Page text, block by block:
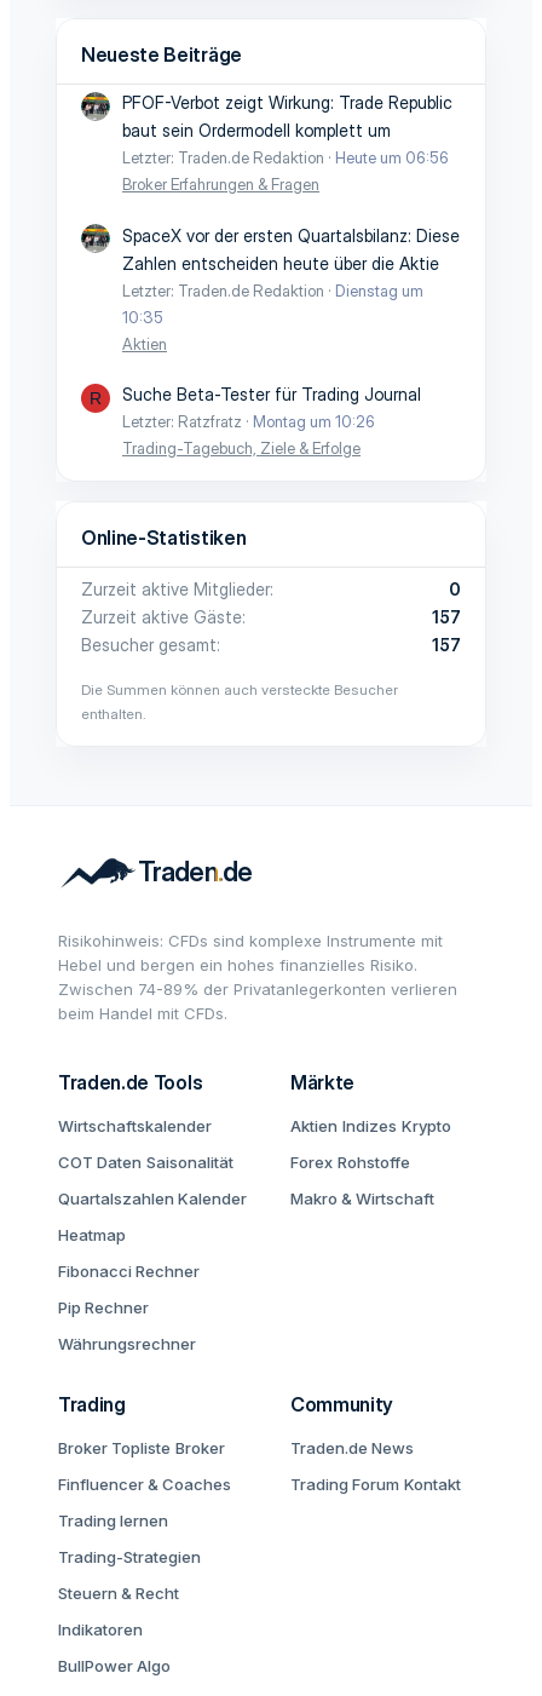
Neueste Beiträge
PFOF-Verbot zeigt Wirkung: Trade Republic
baut sein Ordermodell komplett um
Letzter: Traden.de Redaktion
Heute um 06:56
Broker Erfahrungen & Fragen
SpaceX vor der ersten Quartalsbilanz: Diese
Zahlen entscheiden heute über die Aktie
Letzter: Traden.de Redaktion
Dienstag um
10:35
Aktien
R Suche Beta-Tester für Trading Journal
Letzter: Ratzfratz
Montag um 10:26
Trading-Tagebuch, Ziele & Erfolge
Online-Statistiken
Zurzeit aktive Mitglieder
0
Zurzeit aktive Gäste
157
Besucher gesamt
157
Die Summen können auch versteckte Besucher
enthalten.
Risikohinweis: CFDs sind komplexe Instrumente mit
Hebel und bergen ein hohes finanzielles Risiko.
Zwischen 74-89% der Privatanlegerkonten verlieren
beim Handel mit CFDs.
Traden.de Tools
Wirtschaftskalender
COT Daten Saisonalität
Quartalszahlen Kalender
Heatmap
Fibonacci Rechner
Pip Rechner
Währungsrechner
Märkte
Aktien Indizes Krypto
Forex Rohstoffe
Makro & Wirtschaft
Trading
Broker Topliste Broker
Finfluencer & Coaches
Trading lernen
Trading-Strategien
Steuern & Recht
Indikatoren
BullPower Algo
Community
Traden.de News
Trading Forum Kontakt